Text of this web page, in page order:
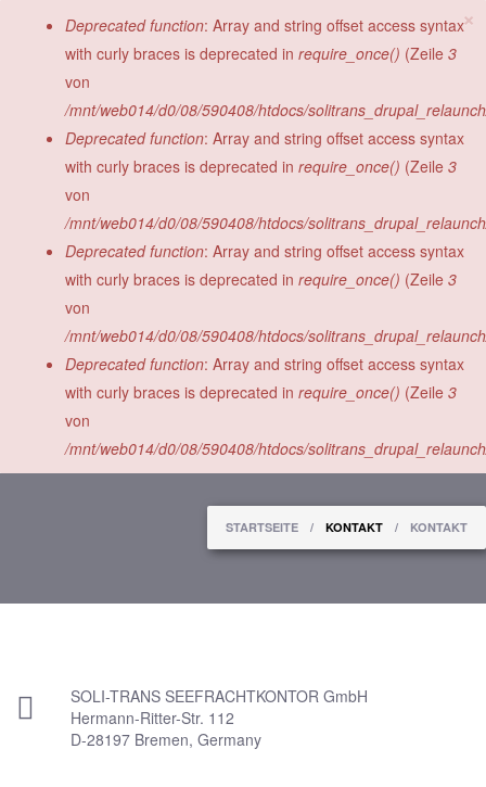
Direkt zum Inhalt
Kontakt
STARTSEITE / KONTAKT / KONTAKT
×
Fehlermeldung
Deprecated function: Array and string offset access syntax
with curly braces is deprecated in require_once() (Zeile 3
von
/mnt/web014/d0/08/590408/htdocs/
Deprecated function: Array and string offset access syntax
with curly braces is deprecated in require_once() (Zeile 3
von
/mnt/web014/d0/08/590408/htdocs/
Deprecated function: Array and string offset access syntax
with curly braces is deprecated in require_once() (Zeile 3
von
/mnt/web014/d0/08/590408/htdocs/
Deprecated function: Array and string offset access syntax
with curly braces is deprecated in require_once() (Zeile 3
von
/mnt/web014/d0/08/590408/htdocs/
SOLI-TRANS SEEFRACHTKONTOR GmbH
Hermann-Ritter-Str. 112
D-28197 Bremen, Germany